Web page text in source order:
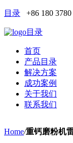
目录 +86 180 3780
目录
首页
产品目录
解决方案
成功案例
关于我们
联系我们
Home/重钙磨粉机